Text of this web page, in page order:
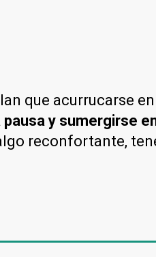
que acurrucarse
y sumergirse
reconfortante,